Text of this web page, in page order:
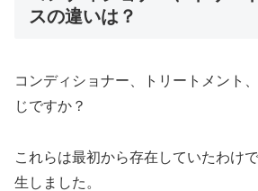
スの違いは？
コンディショナー、トリートメント
じですか？
これらは最初から存在していたわけ
生しました。